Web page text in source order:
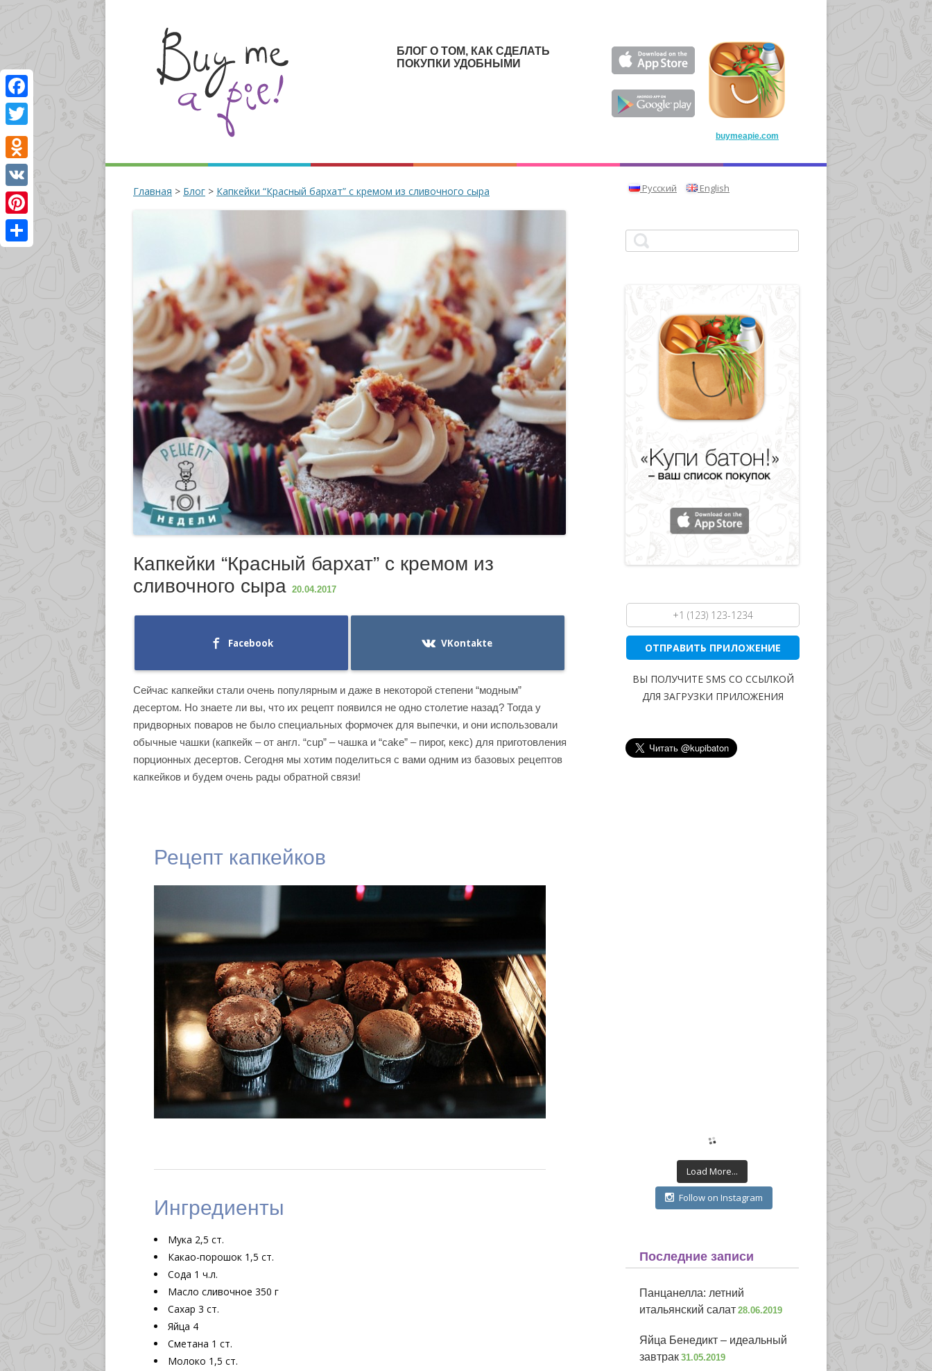
БЛОГ О ТОМ, КАК СДЕЛАТЬ
ПОКУПКИ УДОБНЫМИ
buymeapie.com
Главная > Блог > Капкейки “Красный бархат” с кремом из сливочного сыра
Капкейки “Красный бархат” с кремом из
сливочного сыра 20.04.2017
Facebook VKontakte
Сейчас капкейки стали очень популярным и даже в некоторой степени “модным”
десертом. Но знаете ли вы, что их рецепт появился не одно столетие назад? Тогда у
придворных поваров не было специальных формочек для выпечки, и они использовали
обычные чашки (капкейк – от англ. “сup” – чашка и “cake” – пирог, кекс) для приготовления
порционных десертов. Сегодня мы хотим поделиться с вами одним из базовых рецептов
капкейков и будем очень рады обратной связи!
Рецепт капкейков
Ингредиенты
Мука 2,5 ст.
Какао-порошок 1,5 ст.
Сода 1 ч.л.
Масло сливочное 350 г
Сахар 3 ст.
Яйца 4
Сметана 1 ст.
Молоко 1,5 ст.
Русский English
ОТПРАВИТЬ ПРИЛОЖЕНИЕ
ВЫ ПОЛУЧИТЕ SMS СО ССЫЛКОЙ
ДЛЯ ЗАГРУЗКИ ПРИЛОЖЕНИЯ
Load More...
Follow on Instagram
Последние записи
Панцанелла: летний
итальянский салат 28.06.2019
Яйца Бенедикт – идеальный
завтрак 31.05.2019
Facebook
Twitter
Odnoklassniki
VK
Pinterest